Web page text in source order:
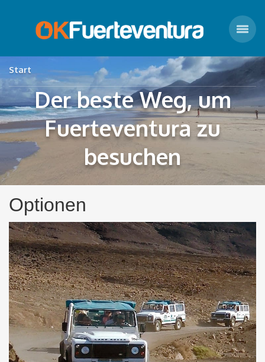
Start
Der beste Weg, um
Fuerteventura zu
besuchen
Optionen